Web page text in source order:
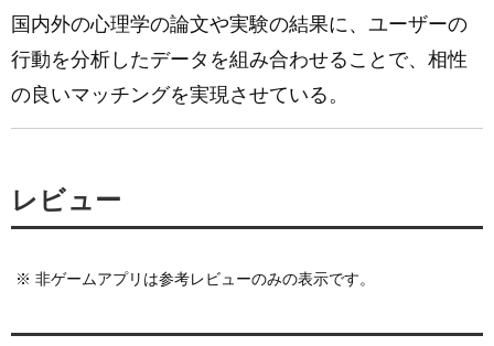
国内外の心理学の論文や実験の結果に、ユーザーの
行動を分析したデータを組み合わせることで、相性
の良いマッチングを実現させている。
レビュー
※ 非ゲームアプリは参考レビューのみの表示です。